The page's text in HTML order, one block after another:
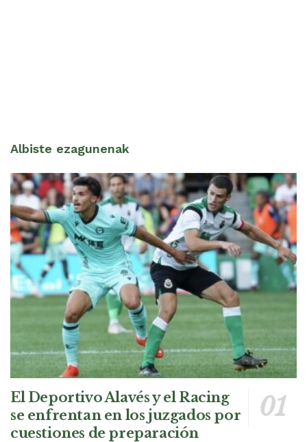
Albiste ezagunenak
El Deportivo Alavés y el Racing
se enfrentan en los juzgados por
cuestiones de preparación